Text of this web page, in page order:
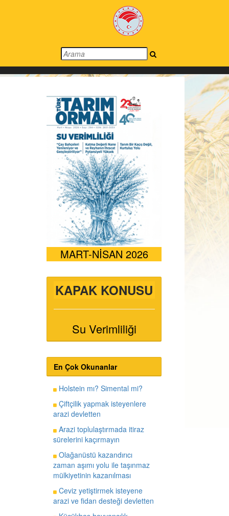
MART-NİSAN 2026
KAPAK KONUSU
Su Verimliliği
En Çok Okunanlar
Holstein mı? Simental mi?
Çiftçilik yapmak isteyenlere
arazi devletten
Arazi toplulaştırmada itiraz
sürelerini kaçırmayın
Olağanüstü kazandırıcı
zaman aşımı yolu ile taşınmaz
mülkiyetinin kazanılması
Ceviz yetiştirmek isteyene
arazi ve fidan desteği devletten